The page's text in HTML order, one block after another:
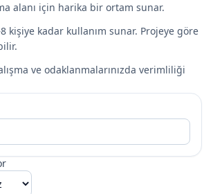
alanı için harika bir ortam sunar.
kişiye kadar kullanım sunar. Projeye göre
ve odaklanmalarınızda verimliliği